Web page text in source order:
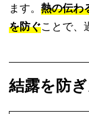
ます。 熱の伝わ
を防ぐことで、
結露を防